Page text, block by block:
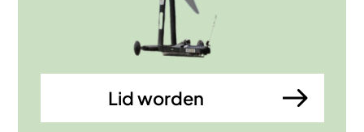
Lid worden